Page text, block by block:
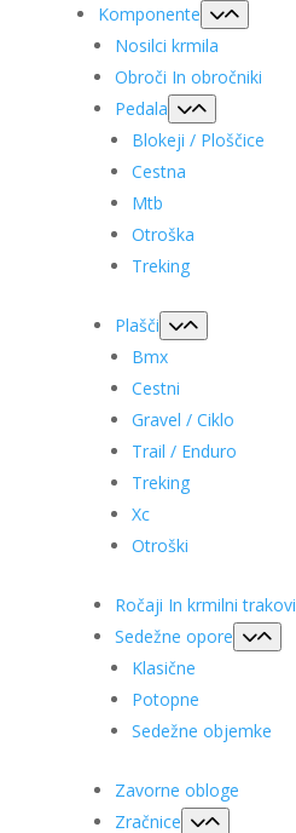
Komponente
Nosilci krmila
Obroči In obročniki
Pedala
Blokeji / Ploščice
Cestna
Mtb
Otroška
Treking
Plašči
Bmx
Cestni
Gravel / Ciklo
Trail / Enduro
Treking
Xc
Otroški
Ročaji In krmilni trakovi
Sedežne opore
Klasične
Potopne
Sedežne objemke
Zavorne obloge
Zračnice